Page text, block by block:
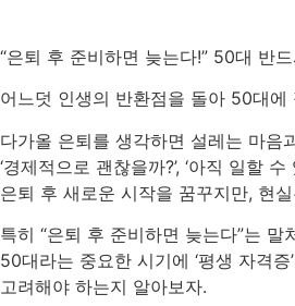
“은퇴 후 준비하면 늦는다!” 50대 반
어느덧 인생의 반환점을 돌아 50대에
다가올 은퇴를 생각하면 설레는 마음
‘경제적으로 괜찮을까?’, ‘아직 일할
은퇴 후 새로운 시작을 꿈꾸지만, 현
특히 “은퇴 후 준비하면 늦는다”는
50대라는 중요한 시기에 ‘평생 자격
고려해야 하는지 알아보자.